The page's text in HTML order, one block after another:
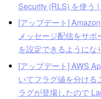
Security (RLS) を使う
[アップデート]
メッセージ配信をサ
を設定できるように
[アップデート] AWS
いてフラグ値を分ける
ラグが登場したので